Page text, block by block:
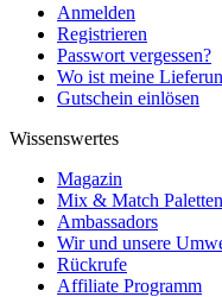
Anmelden
Registrieren
Passwort vergessen?
Wo ist meine
Gutschein einlösen
Wissenswertes
Magazin
Mix & Match
Ambassadors
Wir und unsere
Rückrufe
Affiliate Programm